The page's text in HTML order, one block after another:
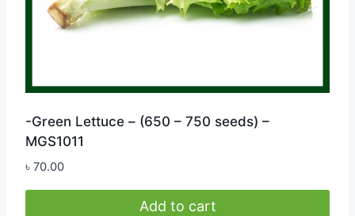
-Green Lettuce – (650 – 750 seeds) –
MGS1011
৳ 70.00
Add to cart